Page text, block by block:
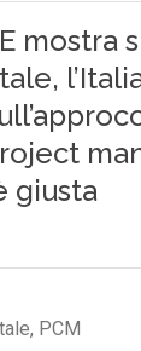
mostra
giusta
PCM